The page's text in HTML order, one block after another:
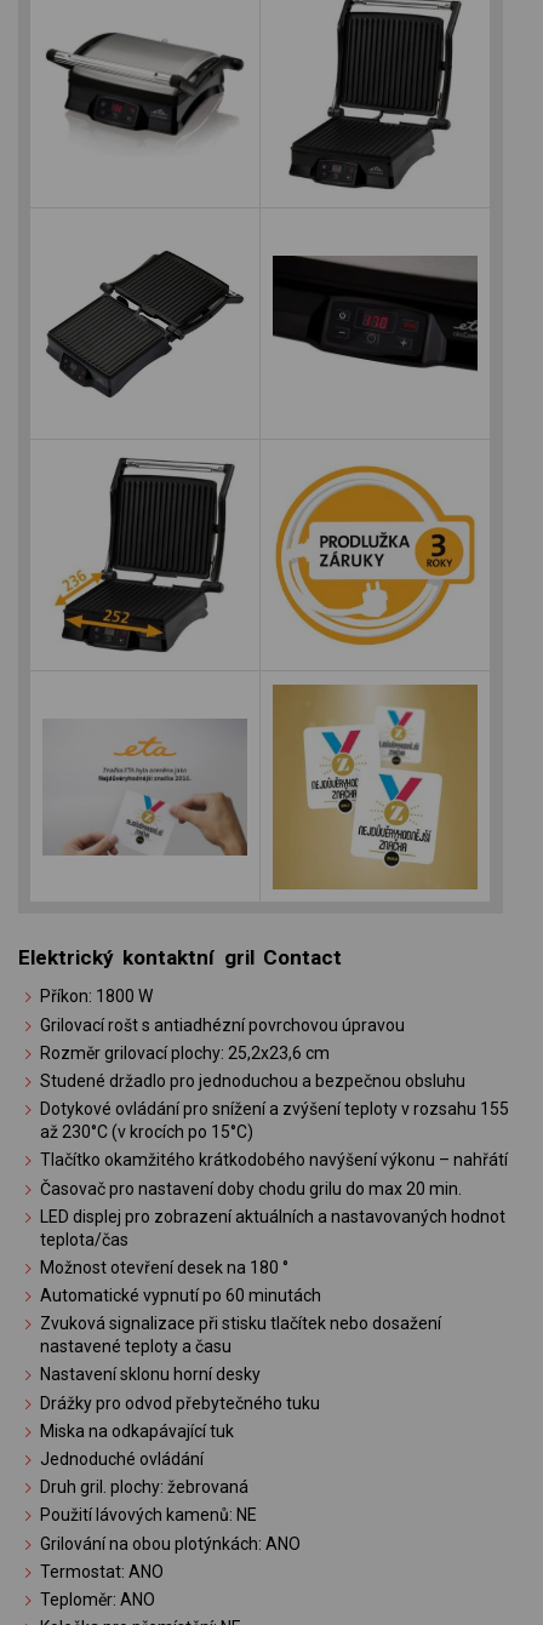
Elektrický kontaktní gril Contact
Příkon: 1800 W
Grilovací rošt s antiadhézní povrchovou úpravou
Rozměr grilovací plochy: 25,2x23,6 cm
Studené držadlo pro jednoduchou a bezpečnou obsluhu
Dotykové ovládání pro snížení a zvýšení teploty v rozsahu 155
až 230°C (v krocích po 15°C)
Tlačítko okamžitého krátkodobého navýšení výkonu – nahřátí
Časovač pro nastavení doby chodu grilu do max 20 min.
LED displej pro zobrazení aktuálních a nastavovaných hodnot
teplota/čas
Možnost otevření desek na 180 °
Automatické vypnutí po 60 minutách
Zvuková signalizace při stisku tlačítek nebo dosažení
nastavené teploty a času
Nastavení sklonu horní desky
Drážky pro odvod přebytečného tuku
Miska na odkapávající tuk
Jednoduché ovládání
Druh gril. plochy: žebrovaná
Použití lávových kamenů: NE
Grilování na obou plotýnkách: ANO
Termostat: ANO
Teploměr: ANO